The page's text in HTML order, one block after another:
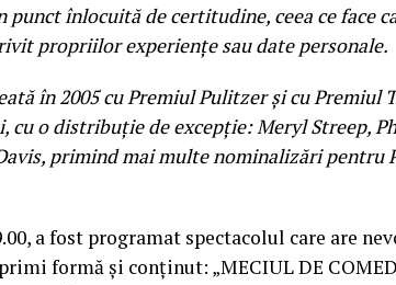
înlocuită de certitudine, ceea ce face
propriilor experiențe sau date personale.
în 2005 cu Premiul Pulitzer și cu Premiul
cu o distribuție de excepție: Meryl Streep,
primind mai multe nominalizări pentru
a fost programat spectacolul care are
formă și conținut: „MECIUL DE